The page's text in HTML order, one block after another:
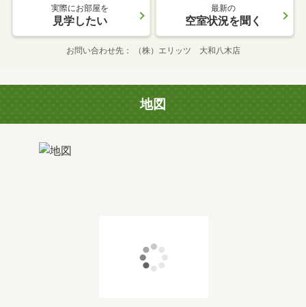
実際にお部屋を
見学したい
最新の
空室状況を聞く
お問い合わせ先 （株）エリッツ 大和八木店
地図